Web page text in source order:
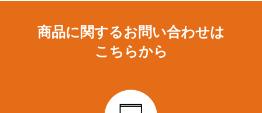
商品に関するお問い合わせは
こちらから